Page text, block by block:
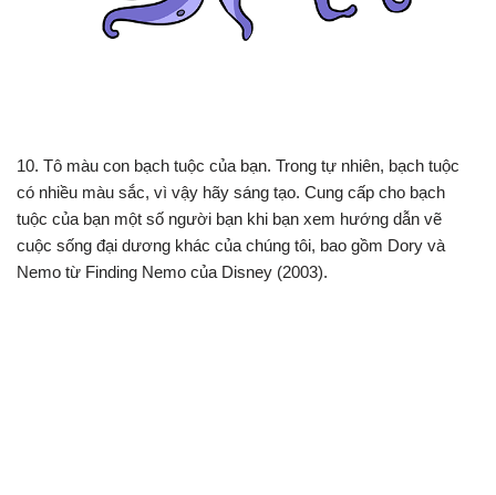
10. Tô màu con bạch tuộc của bạn. Trong tự nhiên, bạch tuộc
có nhiều màu sắc, vì vậy hãy sáng tạo. Cung cấp cho bạch
tuộc của bạn một số người bạn khi bạn xem hướng dẫn vẽ
cuộc sống đại dương khác của chúng tôi, bao gồm Dory và
Nemo từ Finding Nemo của Disney (2003).